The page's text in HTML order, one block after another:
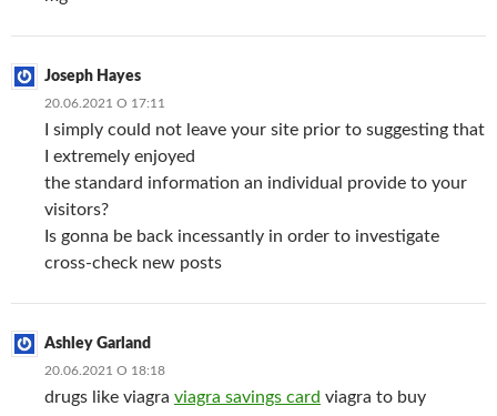
Joseph Hayes
20.06.2021 О 17:11
I simply could not leave your site prior to suggesting that
I extremely enjoyed
the standard information an individual provide to your
visitors?
Is gonna be back incessantly in order to investigate
cross-check new posts
Ashley Garland
20.06.2021 О 18:18
drugs like viagra viagra savings card viagra to buy